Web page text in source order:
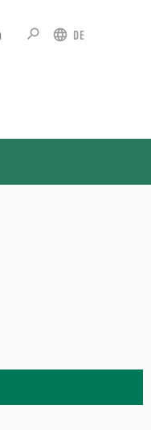
DE
search